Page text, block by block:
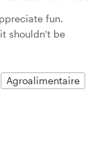
fun.
shouldn't be
Agroalimentaire